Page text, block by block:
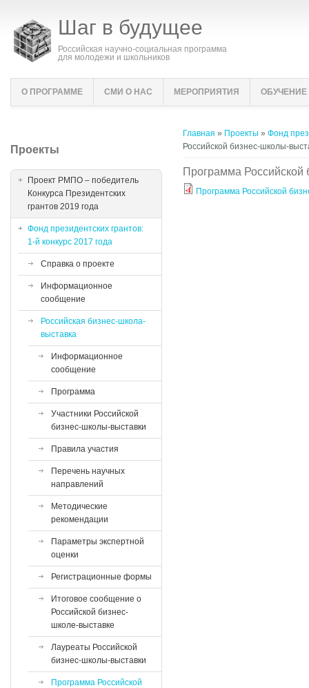
Шаг в будущее
Российская научно-социальная программа
для молодежи и школьников
О ПРОГРАММЕ СМИ О НАС МЕРОПРИЯТИЯ ОБУЧЕНИЕ
Вы здесь
Главная » Проекты » Фонд
Российской бизнес-школы-
Программа Российской
Программа Российской
Проекты
Проект РМПО – победитель
Конкурса Президентских
грантов 2019 года
Фонд президентских грантов:
1-й конкурс 2017 года
Справка о проекте
Информационное
сообщение
Российская бизнес-школа-
выставка
Информационное
сообщение
Программа
Участники Российской
бизнес-школы-выставки
Правила участия
Перечень научных
направлений
Методические
рекомендации
Параметры экспертной
оценки
Регистрационные формы
Итоговое сообщение о
Российской бизнес-
школе-выставке
Лауреаты Российской
бизнес-школы-выставки
Программа Российской